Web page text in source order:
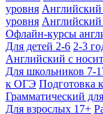
уровня
уровня Английский
Офлайн-курсы
Для детей 2-6 2-3
Английский с
Для школьников 7-
к ОГЭ Подготовка
Грамматический
Для взрослых 17+